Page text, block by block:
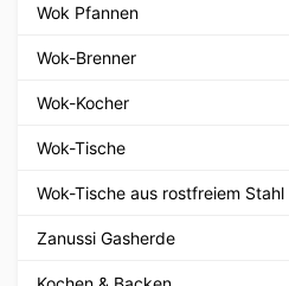
Wok Pfannen
Wok-Brenner
Wok-Kocher
Wok-Tische
Wok-Tische aus rostfreiem Stahl
Zanussi Gasherde